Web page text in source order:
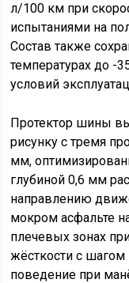
л/100 км при
испытаниями на
Состав также
температурах до -
условий
Протектор шины
рисунку с тремя
мм,
глубиной 0,6 мм
направлению
мокром асфальте
плечевых зонах
жёсткости с шагом
поведение при